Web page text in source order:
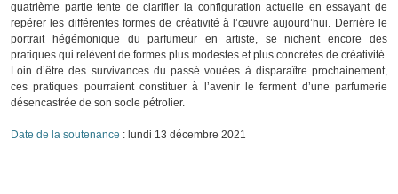
quatrième partie tente de clarifier la configuration actuelle en essayant de
repérer les différentes formes de créativité à l’œuvre aujourd’hui. Derrière le
portrait hégémonique du parfumeur en artiste, se nichent encore des
pratiques qui relèvent de formes plus modestes et plus concrètes de créativité.
Loin d’être des survivances du passé vouées à disparaître prochainement,
ces pratiques pourraient constituer à l’avenir le ferment d’une parfumerie
désencastrée de son socle pétrolier.
Date de la soutenance : lundi 13 décembre 2021